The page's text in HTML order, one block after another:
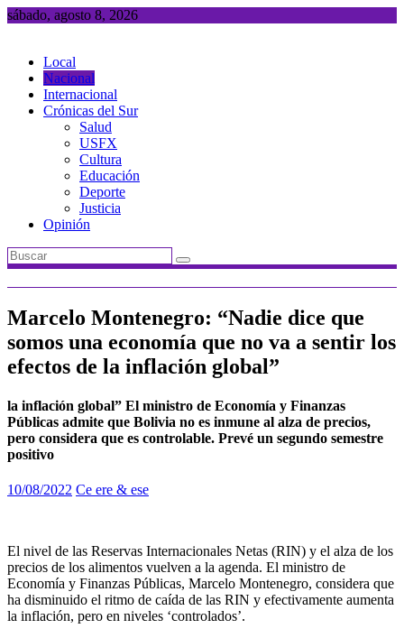
Saltar
sábado, agosto 8, 2026
Local
Nacional
Internacional
Crónicas del Sur
Salud
USFX
Cultura
Educación
Deporte
Justicia
Opinión
Marcelo Montenegro: “Nadie dice que
somos una economía que no va a sentir los
efectos de la inflación global”
la inflación global” El ministro de Economía y Finanzas
Públicas admite que Bolivia no es inmune al alza de precios,
pero considera que es controlable. Prevé un segundo semestre
positivo
10/08/2022 Ce ere & ese
​El nivel de las Reservas Internacionales Netas (RIN) y el alza de los
precios de los alimentos vuelven a la agenda. El ministro de
Economía y Finanzas Públicas, Marcelo Montenegro, considera que
ha disminuido el ritmo de caída de las RIN y efectivamente aumenta
la inflación, pero en niveles ‘controlados’.